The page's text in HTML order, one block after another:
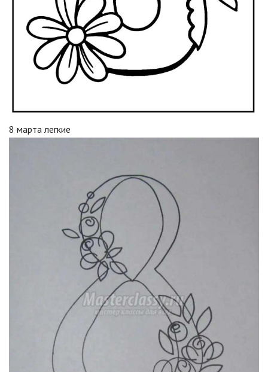
8 марта легкие